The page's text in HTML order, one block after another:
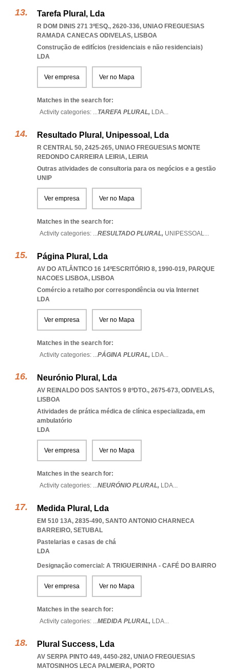
Tarefa Plural, Lda
R DOM DINIS 271 3ºESQ., 2620-336, UNIAO FREGUESIAS
RAMADA CANECAS ODIVELAS, LISBOA
Construção de edifícios (residenciais e não residenciais)
LDA
Ver empresa Ver no Mapa
Matches in the search for:
Activity categories: ...TAREFA PLURAL, LDA...
Resultado Plural, Unipessoal, Lda
R CENTRAL 50, 2425-265, UNIAO FREGUESIAS MONTE
REDONDO CARREIRA LEIRIA, LEIRIA
Outras atividades de consultoria para os negócios e a gestão
UNIP
Ver empresa Ver no Mapa
Matches in the search for:
Activity categories: ...RESULTADO PLURAL, UNIPESSOAL...
Página Plural, Lda
AV DO ATLÂNTICO 16 14ºESCRITÓRIO 8, 1990-019, PARQUE
NACOES LISBOA, LISBOA
Comércio a retalho por correspondência ou via Internet
LDA
Ver empresa Ver no Mapa
Matches in the search for:
Activity categories: ...PÁGINA PLURAL, LDA...
Neurónio Plural, Lda
AV REINALDO DOS SANTOS 9 8ºDTO., 2675-673, ODIVELAS,
LISBOA
Atividades de prática médica de clínica especializada, em
ambulatório
LDA
Ver empresa Ver no Mapa
Matches in the search for:
Activity categories: ...NEURÓNIO PLURAL, LDA...
Medida Plural, Lda
EM 510 13A, 2835-490, SANTO ANTONIO CHARNECA
BARREIRO, SETUBAL
Pastelarias e casas de chá
LDA
Designação comercial: A TRIGUEIRINHA - CAFÉ DO BAIRRO
Ver empresa Ver no Mapa
Matches in the search for:
Activity categories: ...MEDIDA PLURAL, LDA...
Plural Success, Lda
AV SERPA PINTO 449, 4450-282, UNIAO FREGUESIAS
MATOSINHOS LECA PALMEIRA, PORTO